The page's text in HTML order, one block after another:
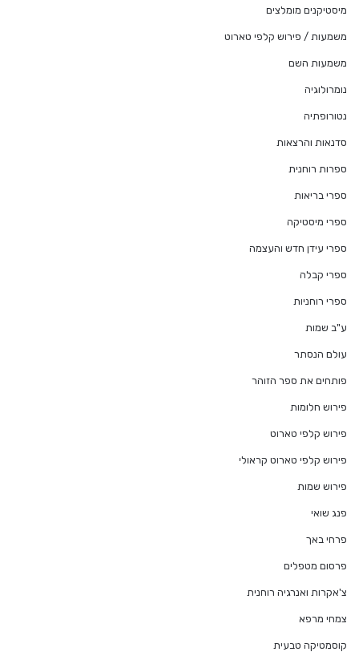
מיסטיקנים מומלצים
משמעות / פירוש קלפי טארוט
משמעות השם
נומרולוגיה
נטורופתיה
סדנאות והרצאות
ספרות רוחנית
ספרי בריאות
ספרי מיסטיקה
ספרי עידן חדש והעצמה
ספרי קבלה
ספרי רוחניות
ע"ב שמות
עולם הנסתר
פותחים את ספר הזוהר
פירוש חלומות
פירוש קלפי טארוט
פירוש קלפי טארוט קראולי
פירוש שמות
פנג שואי
פרחי באך
פרסום מטפלים
צ'אקרות ואנרגיה רוחנית
צמחי מרפא
קוסמטיקה טבעית